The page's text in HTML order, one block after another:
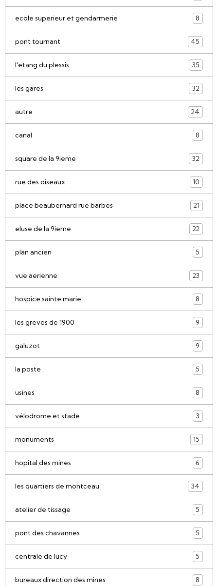
ecole superieur et gendarmerie 8
pont tournant 45
l'etang du plessis 35
les gares 32
autre 24
canal 8
square de la 9ieme 32
rue des oiseaux 10
place beaubernard rue barbes 21
eluse de la 9ieme 22
plan ancien 5
vue aerienne 23
hospice sainte marie 8
les greves de 1900 9
galuzot 9
la poste 5
usines 8
vélodrome et stade 3
monuments 15
hopital des mines 6
les quartiers de montceau 34
atelier de tissage 5
pont des chavannes 5
centrale de lucy 5
bureaux direction des mines 8